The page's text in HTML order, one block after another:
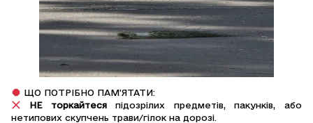
ЩО ПОТРІБНО ПАМ’ЯТАТИ:
НЕ торкайтесяпідозрілих предметів, пакунків, або
нетипових скупчень трави/гілок на дорозі.